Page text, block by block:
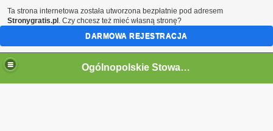
Ogólnopolskie Stowarzyszenie Internowanych i Represjonowanych
Ta strona internetowa została utworzona bezpłatnie pod adresem
Stronygratis.pl . Czy chcesz też mieć własną stronę?
DARMOWA REJESTRACJA